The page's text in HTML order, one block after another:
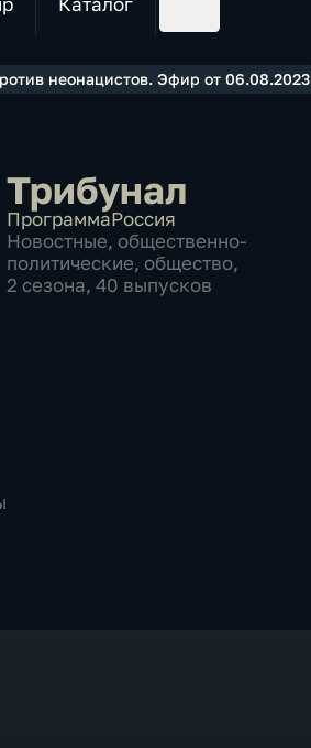
неонацистов. Эфир от 06.08.2023
Трибунал
ПрограммаРоссия
Новостные, общественно-
политические, общество,
2 сезона, 40 выпусков